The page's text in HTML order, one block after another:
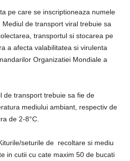
pe care se inscriptioneaza numele
de transport viral trebuie sa
transportul si stocarea pe
a afecta valabilitatea si virulenta
Organizatiei Mondiale a
de transport trebuie sa fie de
mediului ambiant, respectiv de
de 2-8°C.
seturile de recoltare si mediu
in cutii cu cate maxim 50 de bucati